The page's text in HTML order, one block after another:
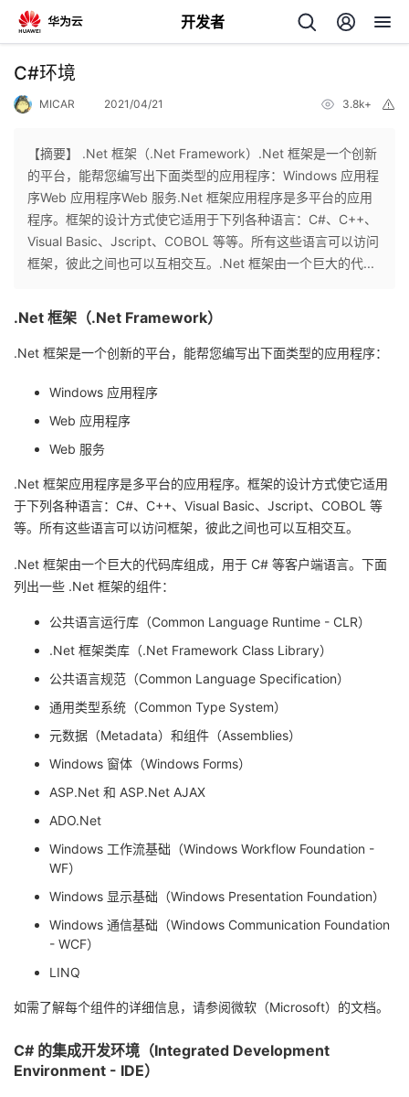
开发者
返
个
人
主
页
我
的
开
发
我
的
博
客
我
的
论
我
的
子
我
直
的
动
我
关
的
者
学
我
我
支
持
我
的
我
C#环境
MICAR 2021/04/21 3.8k+
【摘要】 .Net 框架（.Net Framework）.Net 框架是一个创新
的平台，能帮您编写出下面类型的应用程序：Windows 应用程
序Web 应用程序Web 服务.Net 框架应用程序是多平台的应用
程序。框架的设计方式使它适用于下列各种语言：C#、C++、
Visual Basic、Jscript、COBOL 等等。所有这些语言可以访问
框架，彼此之间也可以互相交互。.Net 框架由一个巨大的代...
.Net 框架（.Net Framework）
.Net 框架是一个创新的平台，能帮您编写出下面类型的应用程序：
Windows 应用程序
Web 应用程序
Web 服务
.Net 框架应用程序是多平台的应用程序。框架的设计方式使它适用
于下列各种语言：C#、C++、Visual Basic、Jscript、COBOL 等
等。所有这些语言可以访问框架，彼此之间也可以互相交互。
.Net 框架由一个巨大的代码库组成，用于 C# 等客户端语言。下面
列出一些 .Net 框架的组件：
公共语言运行库（Common Language Runtime - CLR）
.Net 框架类库（.Net Framework Class Library）
公共语言规范（Common Language Specification）
通用类型系统（Common Type System）
元数据（Metadata）和组件（Assemblies）
Windows 窗体（Windows Forms）
ASP.Net 和 ASP.Net AJAX
ADO.Net
Windows 工作流基础（Windows Workflow Foundation -
WF）
Windows 显示基础（Windows Presentation Foundation）
Windows 通信基础（Windows Communication Foundation
- WCF）
LINQ
如需了解每个组件的详细信息，请参阅微软（Microsoft）的文档。
C# 的集成开发环境（Integrated Development
Environment - IDE）